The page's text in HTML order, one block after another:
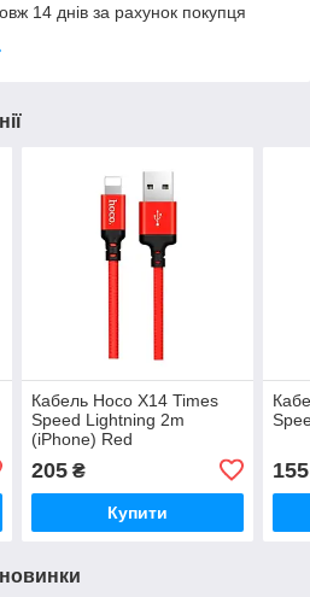
14 днів за рахунок покупця
Кабель Hoco X14 Times
Speed Lightning 2m
(iPhone) Red
205₴
Купити
155
новинки